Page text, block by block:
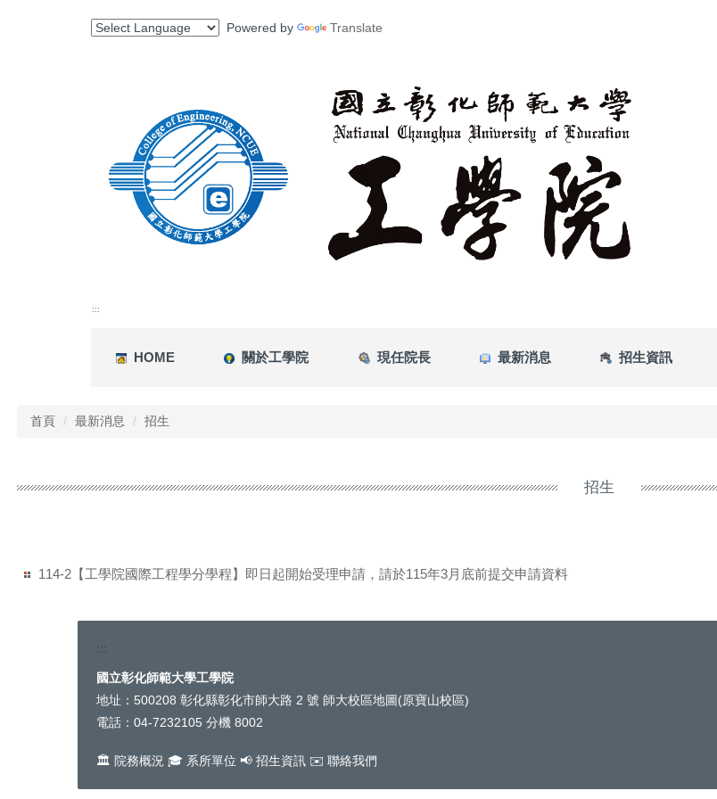
Powered by Translate
:::
HOME 關於工學院 現任院長 最新消息 招生資訊
首頁 最新消息 招生
招生
114-2【工學院國際工程學分學程】即日起開始受理申請，請於115年3月底前提交申請資料
:::
工
學
聯
國立彰化師範大學工學院
地址：500208 彰化縣彰化市師大路 2 號 師大校區地圖(原寶山校區)
電話：04-7232105 分機 8002
🏛️ 院務概況 🎓 系所單位 📢 招生資訊 ✉️ 聯絡我們